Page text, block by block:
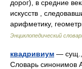
дорог), в средние
искусств ,
арифметику,
Энциклопедический
квадривиум — сущ.,
Словарь